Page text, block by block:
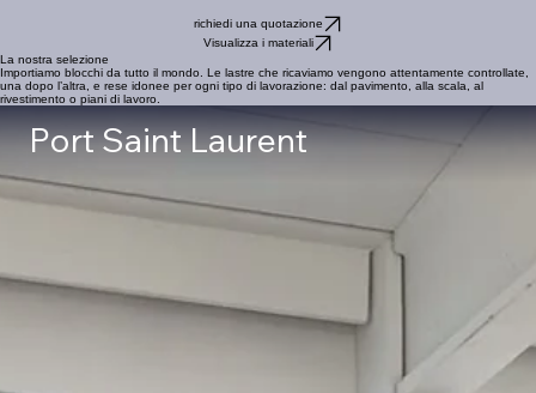
Visualizza i materiali
La nostra selezione
Importiamo blocchi da tutto il mondo. Le lastre che ricaviamo vengono attentamente controllate,
rivestimento o piani di lavoro.
Port Saint Laurent